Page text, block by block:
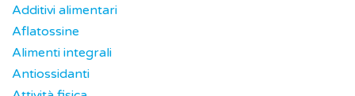
Additivi alimentari
Aflatossine
Alimenti integrali
Antiossidanti